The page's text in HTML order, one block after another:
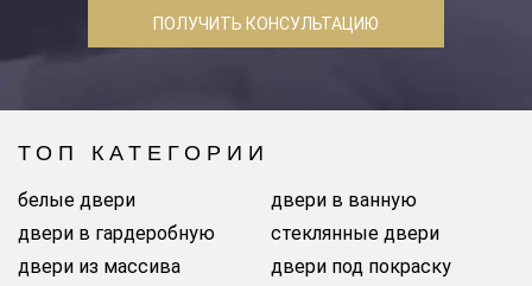
ПОЛУЧИТЬ КОНСУЛЬТАЦИЮ
ТОП КАТЕГОРИИ
белые двери
двери в ванную
двери в гардеробную
стеклянные двери
двери из массива
двери под покраску